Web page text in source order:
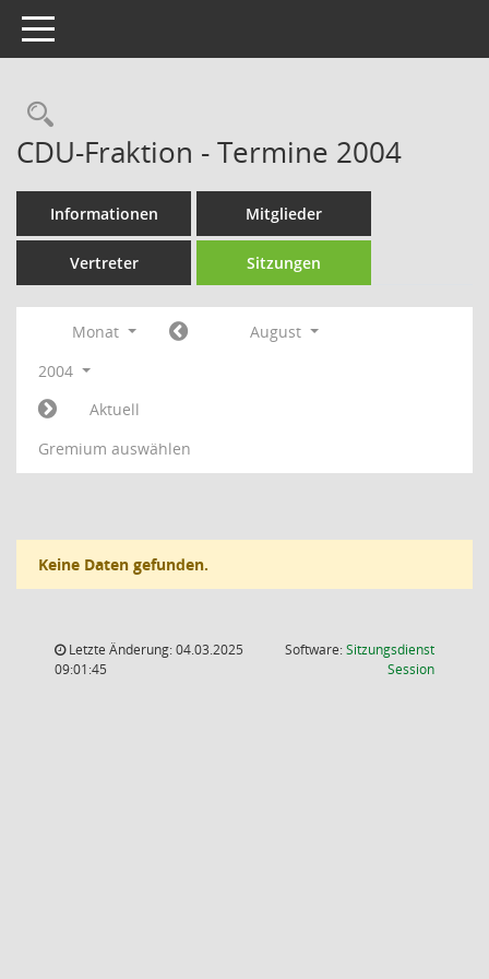
Toggle navigation
Rechercheauswahl
CDU-Fraktion - Termine 2004
Informationen Mitglieder
Vertreter Sitzungen
Monat
August
2004
Aktuell
Gremium auswählen
Keine Daten gefunden.
Letzte Änderung: 04.03.2025
09:01:45
Software:Sitzungsdienst
Session(Wird in